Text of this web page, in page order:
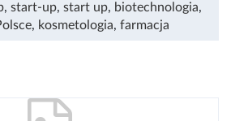
, start-up, start up, biotechnologia,
, kosmetologia, farmacja